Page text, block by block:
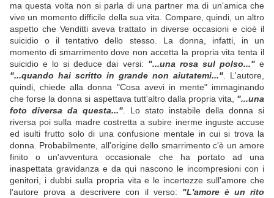
ma questa volta non si parla di una partner ma di un'amica che
vive un momento difficile della sua vita. Compare, quindi, un altro
aspetto che Venditti aveva trattato in diverse occasioni e cioè il
suicidio o il tentativo dello stesso. La donna, infatti, in un
momento di smarrimento dove non accetta la propria vita tenta il
suicidio e lo si deduce dai versi: "...una rosa sul polso..."e
"...quando hai scritto in grande non aiutatemi..." . L'autore,
quindi, chiede alla donna "Cosa avevi in mente" immaginando
che forse la donna si aspettava tutt'altro dalla propria vita, "...una
foto diversa da questa..." . Lo stato instabile della donna si
riversa poi sulla madre costretta a subire inerme inguste accuse
ed isulti frutto solo di una confusione mentale in cui si trova la
donna. Probabilmente, all'origine dello smarrimento c'è un amore
finito o un'avventura occasionale che ha portato ad una
inaspettata gravidanza e da qui nascono le incompresioni con i
genitori, i dubbi sulla propria vita e le incertezze sull'amore che
l'autore prova a descrivere con il verso: "L'amore è un rito